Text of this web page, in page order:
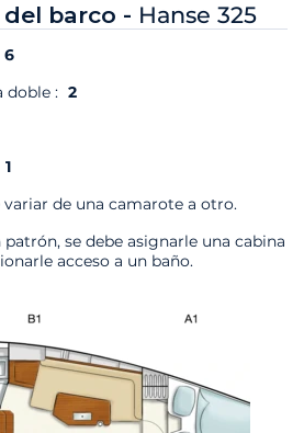
barco - Hanse 325
6
doble : 2
1
de una camarote a otro.
se debe asignarle una cabina
acceso a un baño.